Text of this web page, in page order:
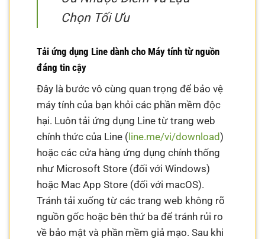
Chọn Tối Ưu
Tải ứng dụng Line dành cho Máy tính từ nguồn
đáng tin cậy
Đây là bước vô cùng quan trọng để bảo vệ
máy tính của bạn khỏi các phần mềm độc
hại. Luôn tải ứng dụng Line từ trang web
chính thức của Line (line.me/vi/download)
hoặc các cửa hàng ứng dụng chính thống
như Microsoft Store (đối với Windows)
hoặc Mac App Store (đối với macOS).
Tránh tải xuống từ các trang web không rõ
nguồn gốc hoặc bên thứ ba để tránh rủi ro
về bảo mật và phần mềm giả mạo. Sau khi